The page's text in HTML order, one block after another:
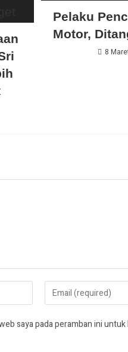
Pelaku
Motor,
8
saya pada peramban ini